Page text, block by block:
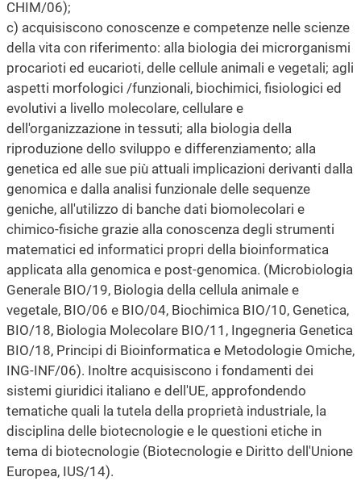
CHIM/06);
c) acquisiscono conoscenze e competenze nelle scienze
della vita con riferimento: alla biologia dei microrganismi
procarioti ed eucarioti, delle cellule animali e vegetali; agli
aspetti morfologici /funzionali, biochimici, fisiologici ed
evolutivi a livello molecolare, cellulare e
dell'organizzazione in tessuti; alla biologia della
riproduzione dello sviluppo e differenziamento; alla
genetica ed alle sue più attuali implicazioni derivanti dalla
genomica e dalla analisi funzionale delle sequenze
geniche, all'utilizzo di banche dati biomolecolari e
chimico-fisiche grazie alla conoscenza degli strumenti
matematici ed informatici propri della bioinformatica
applicata alla genomica e post-genomica. (Microbiologia
Generale BIO/19, Biologia della cellula animale e
vegetale, BIO/06 e BIO/04, Biochimica BIO/10, Genetica,
BIO/18, Biologia Molecolare BIO/11, Ingegneria Genetica
BIO/18, Principi di Bioinformatica e Metodologie Omiche,
ING-INF/06). Inoltre acquisiscono i fondamenti dei
sistemi giuridici italiano e dell'UE, approfondendo
tematiche quali la tutela della proprietà industriale, la
disciplina delle biotecnologie e le questioni etiche in
tema di biotecnologie (Biotecnologie e Diritto dell'Unione
Europea, IUS/14).